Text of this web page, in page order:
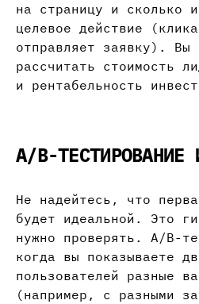
на страницу и сколько
целевое действие
отправляет заявку). Вы
рассчитать стоимость
и рентабельность
A/B-ТЕСТИРОВАНИЕ
Не надейтесь, что
будет идеальной. Это
нужно проверять. A/B-
когда вы показываете
пользователей разные
(например, с разными